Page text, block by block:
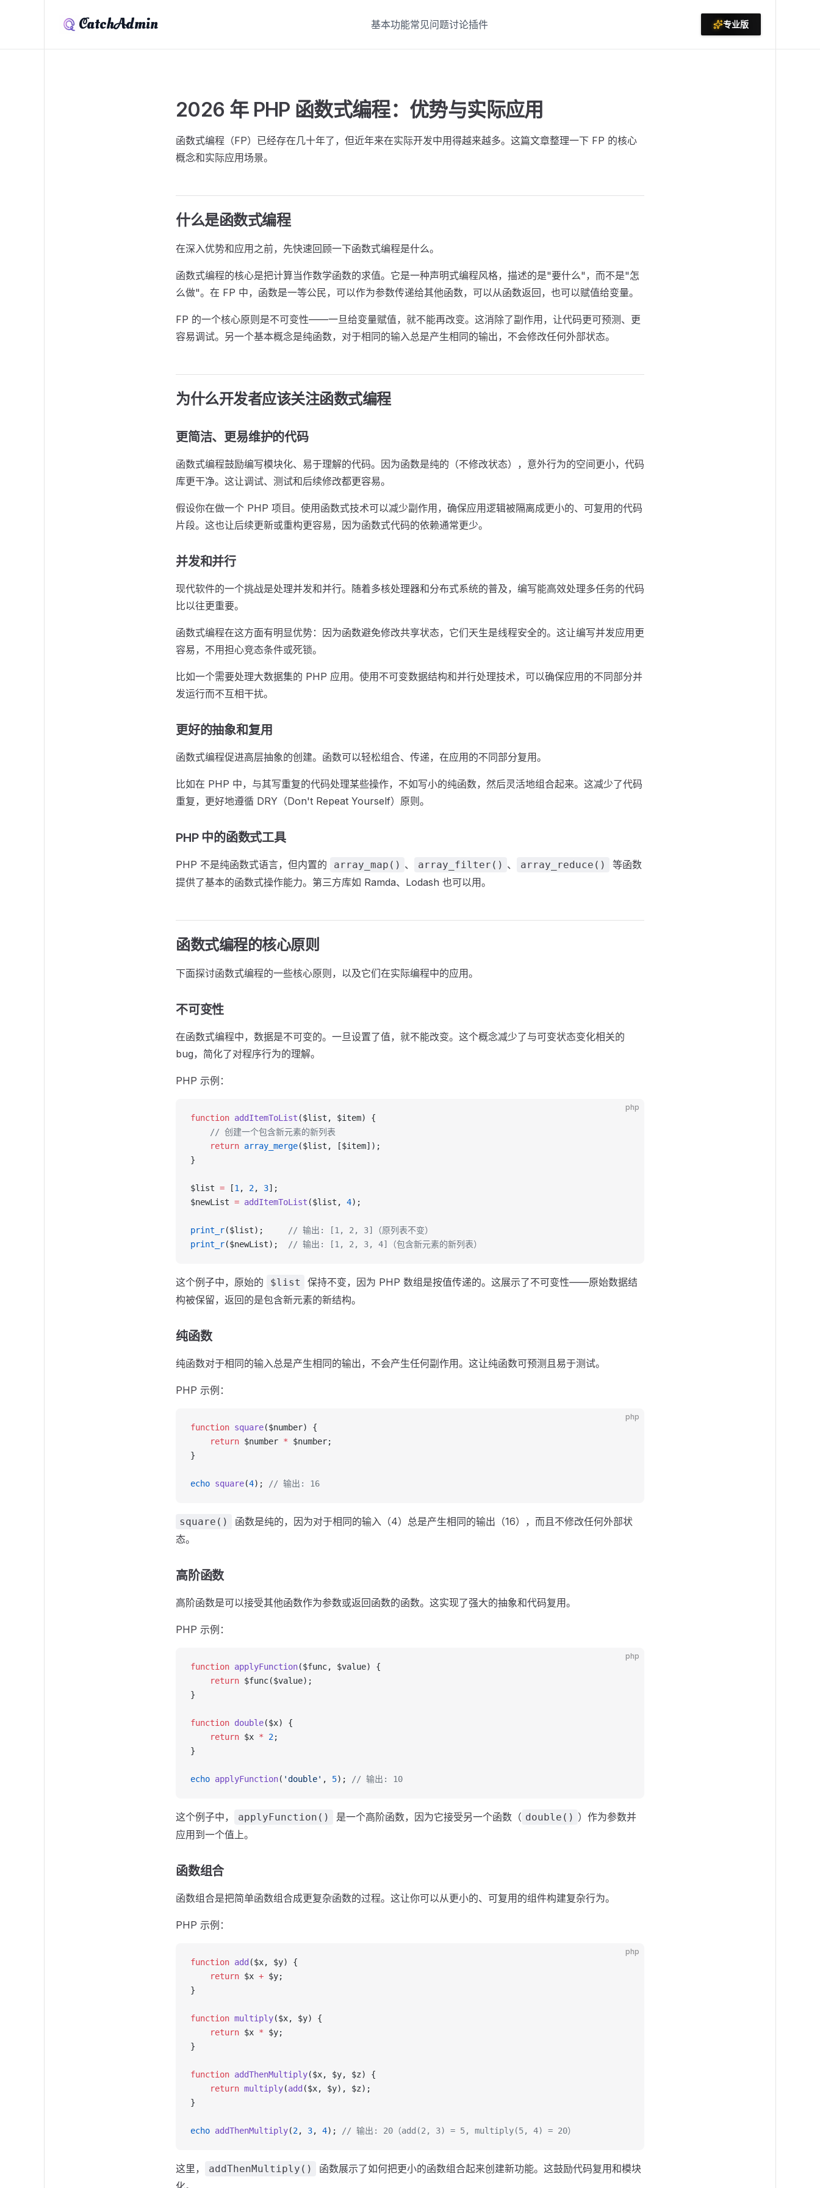
CatchAdmin 基本功能常见问题讨论插件 专业版
2026 年 PHP 函数式编程：优势与实际应用
函数式编程（FP）已经存在几十年了，但近年来在实际开发中用得越来越多。这篇文章整理一下 FP 的核心
概念和实际应用场景。
什么是函数式编程
在深入优势和应用之前，先快速回顾一下函数式编程是什么。
函数式编程的核心是把计算当作数学函数的求值。它是一种声明式编程风格，描述的是"要什么"，而不是"怎
么做"。在 FP 中，函数是一等公民，可以作为参数传递给其他函数，可以从函数返回，也可以赋值给变量。
FP 的一个核心原则是不可变性——一旦给变量赋值，就不能再改变。这消除了副作用，让代码更可预测、更
容易调试。另一个基本概念是纯函数，对于相同的输入总是产生相同的输出，不会修改任何外部状态。
为什么开发者应该关注函数式编程
更简洁、更易维护的代码
函数式编程鼓励编写模块化、易于理解的代码。因为函数是纯的（不修改状态），意外行为的空间更小，代码
库更干净。这让调试、测试和后续修改都更容易。
假设你在做一个 PHP 项目。使用函数式技术可以减少副作用，确保应用逻辑被隔离成更小的、可复用的代码
片段。这也让后续更新或重构更容易，因为函数式代码的依赖通常更少。
并发和并行
现代软件的一个挑战是处理并发和并行。随着多核处理器和分布式系统的普及，编写能高效处理多任务的代码
比以往更重要。
函数式编程在这方面有明显优势：因为函数避免修改共享状态，它们天生是线程安全的。这让编写并发应用更
容易，不用担心竞态条件或死锁。
比如一个需要处理大数据集的 PHP 应用。使用不可变数据结构和并行处理技术，可以确保应用的不同部分并
发运行而不互相干扰。
更好的抽象和复用
函数式编程促进高层抽象的创建。函数可以轻松组合、传递，在应用的不同部分复用。
比如在 PHP 中，与其写重复的代码处理某些操作，不如写小的纯函数，然后灵活地组合起来。这减少了代码
重复，更好地遵循 DRY（Don't Repeat Yourself）原则。
PHP 中的函数式工具
PHP 不是纯函数式语言，但内置的 array_map() 、 array_filter() 、 array_reduce()
等函数
提供了基本的函数式操作能力。第三方库如 Ramda、Lodash 也可以用。
函数式编程的核心原则
下面探讨函数式编程的一些核心原则，以及它们在实际编程中的应用。
不可变性
在函数式编程中，数据是不可变的。一旦设置了值，就不能改变。这个概念减少了与可变状态变化相关的
bug，简化了对程序行为的理解。
PHP 示例：
php
function addItemToList ($list, $item) {
    // 创建一个包含新元素的新列表
    return
array_merge($list, [$item]);
}
$list = [1 , 2, 3];
$newList = addItemToList ($list, 4);
print_r($list);
// 输出: [1, 2, 3]（原列表不变）
print_r($newList); // 输出: [1, 2, 3, 4]（包含新元素的新列表）
这个例子中，原始的 $list
保持不变，因为 PHP 数组是按值传递的。这展示了不可变性——原始数据结
构被保留，返回的是包含新元素的新结构。
纯函数
纯函数对于相同的输入总是产生相同的输出，不会产生任何副作用。这让纯函数可预测且易于测试。
PHP 示例：
php
function square($number) {
    return
$number * $number;
}
echo square(4); // 输出: 16
square()
函数是纯的，因为对于相同的输入（4）总是产生相同的输出（16），而且不修改任何外部状
态。
高阶函数
高阶函数是可以接受其他函数作为参数或返回函数的函数。这实现了强大的抽象和代码复用。
PHP 示例：
php
function applyFunction($func, $value) {
    return
$func($value);
}
function double($x) {
    return
$x * 2;
}
echo applyFunction( 'double' , 5); // 输出: 10
这个例子中， applyFunction() 是一个高阶函数，因为它接受另一个函数（ double() ）作为参数并
应用到一个值上。
函数组合
函数组合是把简单函数组合成更复杂函数的过程。这让你可以从更小的、可复用的组件构建复杂行为。
PHP 示例：
php
function add ($x, $y) {
    return
$x + $y;
}
function multiply($x, $y) {
    return
$x * $y;
}
function addThenMultiply($x, $y, $z) {
    return
multiply(add ($x, $y), $z);
}
echo addThenMultiply(2, 3, 4); // 输出: 20（add(2, 3) = 5, multiply(5, 4) = 20）
这里， addThenMultiply()
函数展示了如何把更小的函数组合起来创建新功能。这鼓励代码复用和模块